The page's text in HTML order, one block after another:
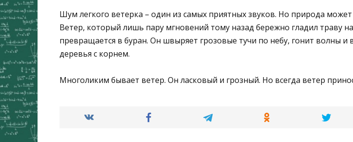
Шум легкого ветерка – один из самых приятных звуков. Но природа может
Ветер, который лишь пару мгновений тому назад бережно гладил траву
превращается в буран. Он швыряет грозовые тучи по небу, гонит волны и
деревья с корнем.
Многоликим бывает ветер. Он ласковый и грозный. Но всегда ветер